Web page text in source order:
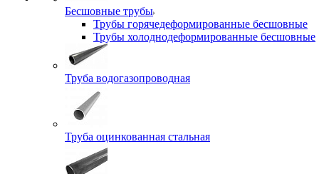
Бесшовные трубы
Трубы горячедеформированные бесшовные
Трубы холоднодеформированные бесшовные
Труба водогазопроводная
Труба оцинкованная стальная